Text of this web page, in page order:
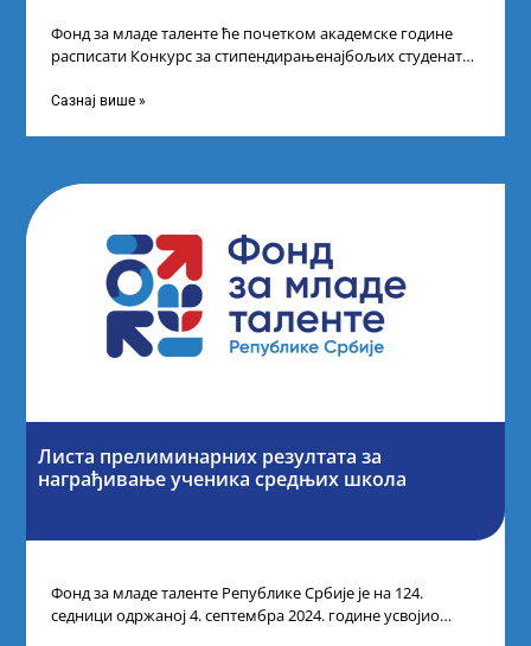
Фонд за младе таленте ће почетком академске године
расписати Конкурс за стипендирањенајбољих студената
Сазнај више »
Листа прелиминарних резултата за
награђивање ученика средњих школа
Фонд за младе таленте Републике Србије је на 124.
седници одржаној 4. септембра 2024. године усвојио